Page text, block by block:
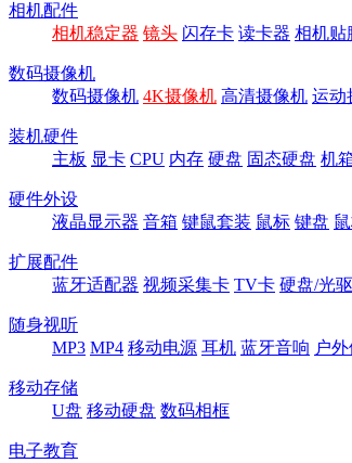
相机配件
相机稳定器 镜头 闪存卡 读卡器 相机贴
数码摄像机
数码摄像机 4K摄像机 高清摄像机 运动
装机硬件
主板 显卡 CPU 内存 硬盘 固态硬盘 机
硬件外设
液晶显示器 音箱 键鼠套装 鼠标 键盘
扩展配件
蓝牙适配器 视频采集卡 TV卡 硬盘/光
随身视听
MP3 MP4 移动电源 耳机 蓝牙音响 户
移动存储
U盘 移动硬盘 数码相框
电子教育